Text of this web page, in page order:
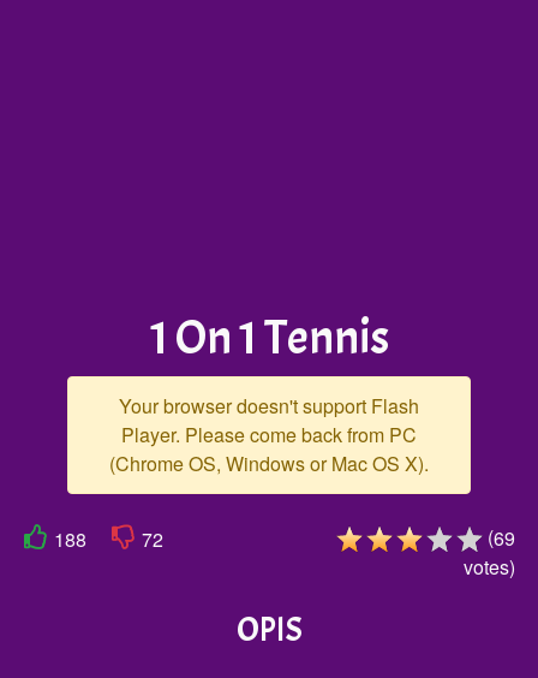
1 On 1 Tennis
Your browser doesn't support Flash
Player. Please come back from PC
(Chrome OS, Windows or Mac OS X).
188 72 (69
votes)
OPIS